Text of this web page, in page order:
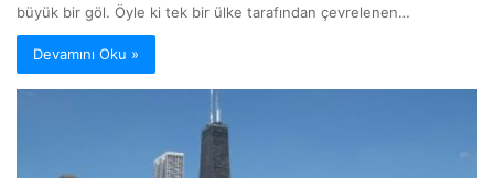
büyük bir göl. Öyle ki tek bir ülke tarafından çevrelenen…
Devamını Oku »